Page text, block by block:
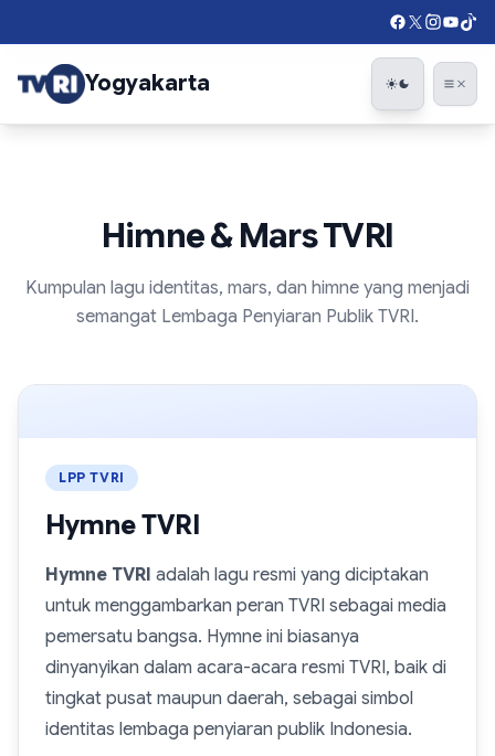
Yogyakarta
Himne & Mars TVRI
Kumpulan lagu identitas, mars, dan himne yang menjadi
semangat Lembaga Penyiaran Publik TVRI.
LPP TVRI
Hymne TVRI
Hymne TVRI adalah lagu resmi yang diciptakan
untuk menggambarkan peran TVRI sebagai media
pemersatu bangsa. Hymne ini biasanya
dinyanyikan dalam acara-acara resmi TVRI, baik di
tingkat pusat maupun daerah, sebagai simbol
identitas lembaga penyiaran publik Indonesia.